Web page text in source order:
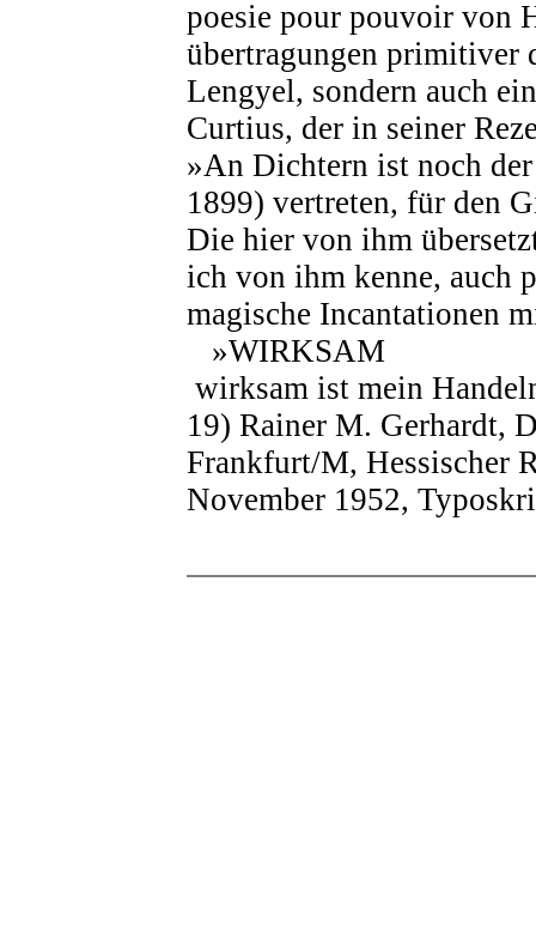
poesie pour pouvoir von
übertragungen primitiver
Lengyel, sondern auch
Curtius, der in seiner
»An Dichtern ist noch
1899) vertreten, für den
Die hier von ihm
ich von ihm kenne, auch
magische Incantationen
»WIRKSAM
wirksam ist mein
19) Rainer M. Gerhardt,
Frankfurt/M, Hessischer
November 1952,